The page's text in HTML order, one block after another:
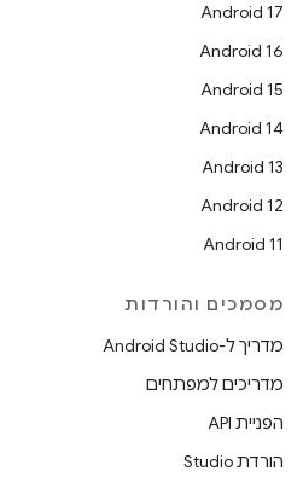
Android 17
Android 16
Android 15
Android 14
Android 13
Android 12
Android 11
מסמכים והורדות
מדריך ל-Android Studio
מדריכים למפתחים
הפניית API
הורדת Studio